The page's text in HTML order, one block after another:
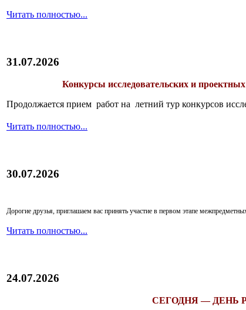
Читать полностью...
31.07.2026
Конкурсы исследовательских и
Продолжается прием работ на летний тур конкурсов
Читать полностью...
30.07.2026
Дорогие друзья, приглашаем вас принять участие в первом этапе
Читать полностью...
24.07.2026
СЕГОДНЯ — ДЕНЬ